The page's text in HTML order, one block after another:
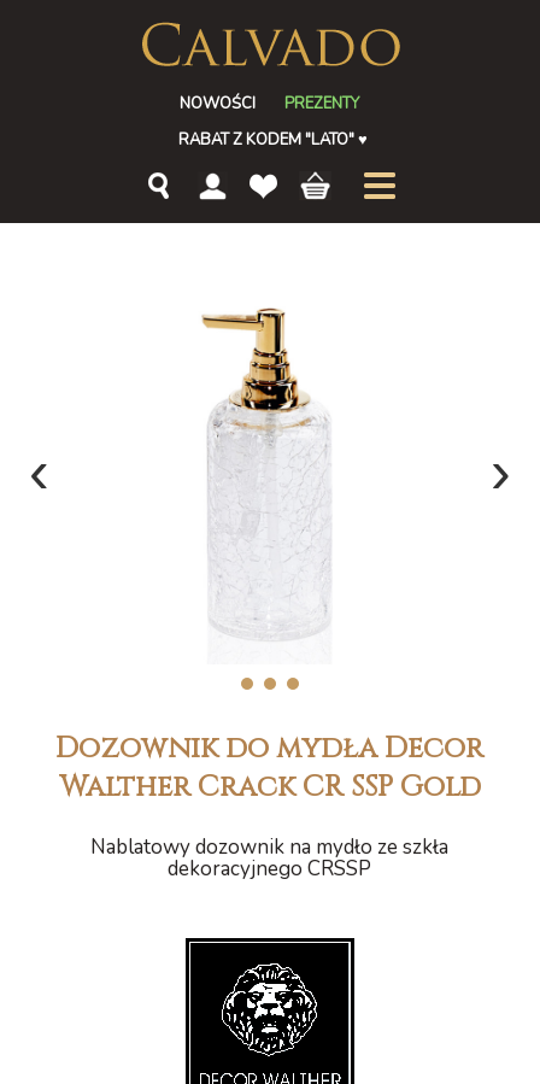
NOWOŚCI
PREZENTY
RABAT Z KODEM "LATO"♥
‹ ›
1 2 3
Dozownik do mydła Decor
Walther Crack CR SSP Gold
Nablatowy dozownik na mydło ze szkła
dekoracyjnego CRSSP